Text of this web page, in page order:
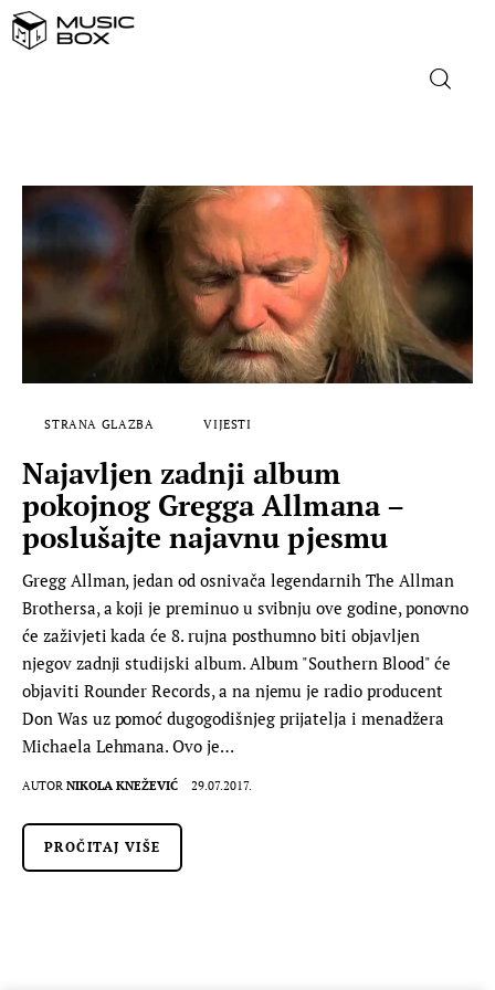
DOMAĆA GLAZBA
STRANA GLAZBA
FILM
MUSIC BOX
STRANA GLAZBA VIJESTI
Najavljen zadnji album
pokojnog Gregga Allmana –
poslušajte najavnu pjesmu
Gregg Allman, jedan od osnivača legendarnih The Allman
Brothersa, a koji je preminuo u svibnju ove godine, ponovno
će zaživjeti kada će 8. rujna posthumno biti objavljen
njegov zadnji studijski album. Album "Southern Blood" će
objaviti Rounder Records, a na njemu je radio producent
Don Was uz pomoć dugogodišnjeg prijatelja i menadžera
Michaela Lehmana. Ovo je…
AUTOR NIKOLA KNEŽEVIĆ 29.07.2017.
PROČITAJ VIŠE